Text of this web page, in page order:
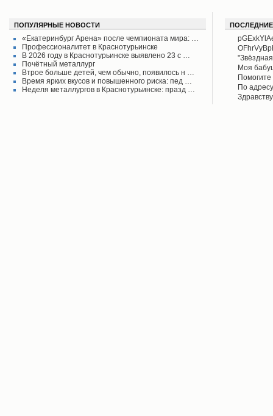
ПОПУЛЯРНЫЕ НОВОСТИ
«Екатеринбург Арена» после чемпионата мира: …
Профессионалитет в Краснотурьинске
В 2026 году в Краснотурьинске выявлено 23 с …
Почётный металлург
Втрое больше детей, чем обычно, появилось н …
Время ярких вкусов и повышенного риска: пед …
Неделя металлургов в Краснотурьинске: празд …
своего
поднял
Моя
Айрих
в
По